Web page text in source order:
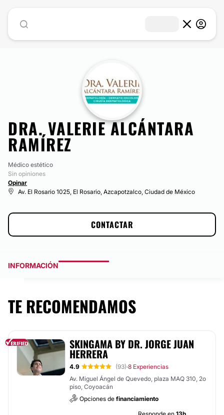
DRA. VALERIE ALCÁNTARA
RAMÍREZ
Médico estético
Sin opiniones
Opinar
Av. El Rosario 1025, El Rosario, Azcapotzalco, Ciudad de México
CONTACTAR
INFORMACIÓN
TE RECOMENDAMOS
SKINGAMA BY DR. JORGE JUAN
HERRERA
4.9 (93)·8 Experiencias
Av. Miguel Ángel de Quevedo, plaza MAQ 310, 2o
piso, Coyoacán
Opciones de financiamiento